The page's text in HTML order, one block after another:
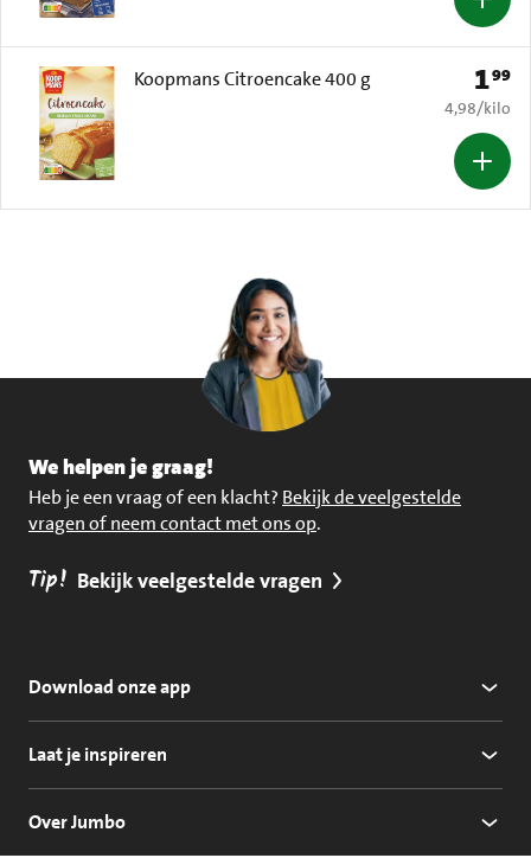
Koopmans Citroencake 400 g Prijs:
199
€ 4,98 per
4,98/kilo
We helpen je graag!
Heb je een vraag of een klacht? Bekijk de veelgestelde
vragen of neem contact met ons op.
Tip! Bekijk veelgestelde vragen
Download onze app
Laat je inspireren
Over Jumbo